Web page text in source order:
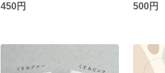
450円 500円